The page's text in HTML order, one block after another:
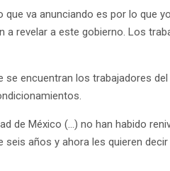
va anunciando es por lo que
revelar a este gobierno. Los
encuentran los trabajadores
de México (…) no han habido
seis años y ahora les quieren